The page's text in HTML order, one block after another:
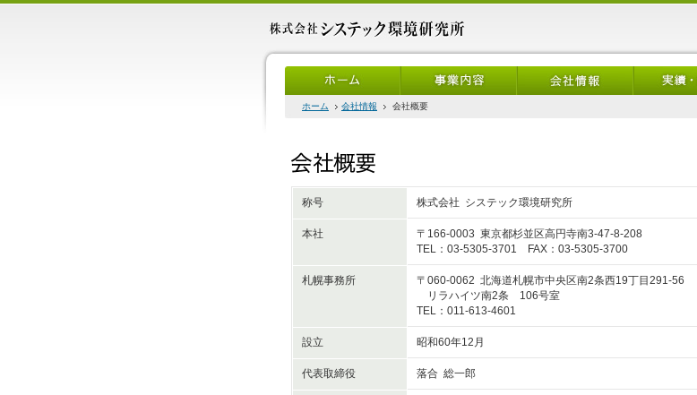
ホーム 会社情報 会社概要
称号 株式会社 システック環境研究所
本社
〒166-0003 東京都杉並区高円寺南3-47-8-208
TEL：03-5305-3701 FAX：03-5305-3700
札幌事務所
〒060-0062 北海道札幌市中央区南2条西19丁目291-56
リラハイツ南2条 106号室
TEL：011-613-4601
設立 昭和60年12月
代表取締役 落合 総一郎